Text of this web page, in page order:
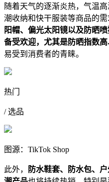
随着天气的逐渐炎热，气温
潮收纳和快干服装等商品的需
阳帽、偏光太阳镜以及防晒
备受欢迎，尤其是防晒指数
易受到消费者的青睐。
热门
/ 选品
图源：TikTok Shop
此外，
防水鞋套、防水包、